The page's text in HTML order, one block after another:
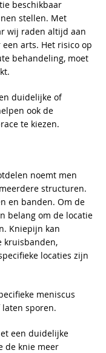
beschikbaar
stellen. Met
wij raden altijd aan
arts. Het risico op
behandeling, moet
duidelijke of
ook de
te kiezen.
noemt men
structuren.
en banden. Om de
belang om de locatie
Kniepijn kan
kruisbanden,
locaties zijn
meniscus
sporen.
een duidelijke
de knie meer